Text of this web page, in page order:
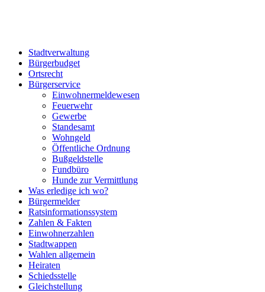
Stadtverwaltung
Bürgerbudget
Ortsrecht
Bürgerservice
Einwohnermeldewesen
Feuerwehr
Gewerbe
Standesamt
Wohngeld
Öffentliche Ordnung
Bußgeldstelle
Fundbüro
Hunde zur Vermittlung
Was erledige ich wo?
Bürgermelder
Ratsinformationssystem
Zahlen & Fakten
Einwohnerzahlen
Stadtwappen
Wahlen allgemein
Heiraten
Schiedsstelle
Gleichstellung